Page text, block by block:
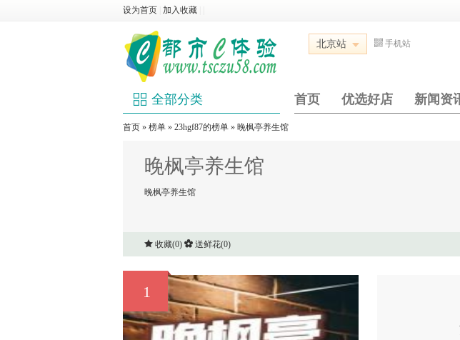
设为首页 加入收藏
北京站 手机站
全部分类 首页 优选好店 新闻资
首页 » 榜单 » 23hgf87的榜单 » 晚枫亭养生馆
晚枫亭养生馆
晚枫亭养生馆
收藏(0) 送鲜花(0)
1